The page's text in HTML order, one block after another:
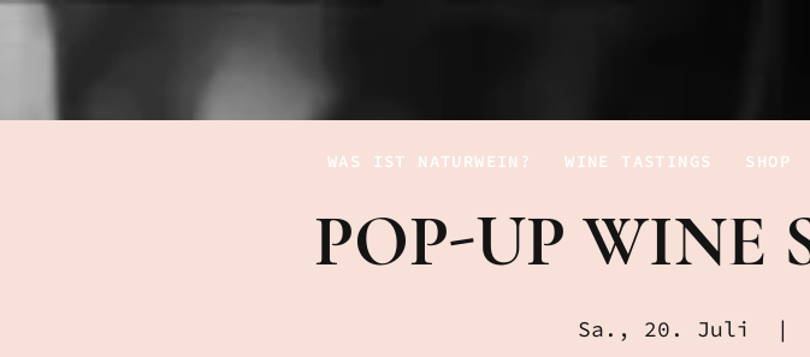
WAS IST NATURWEIN? WINE TASTINGS SHOP
POP-UP WINE
Sa., 20. Juli
  |